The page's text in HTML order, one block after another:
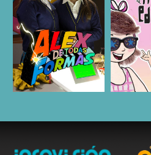
ESCUCHAR